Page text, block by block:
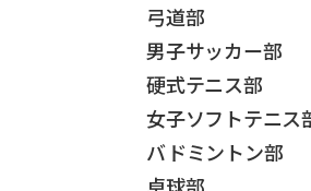
弓道部
男子サッカー部
硬式テニス部
女子ソフトテニス
バドミントン部